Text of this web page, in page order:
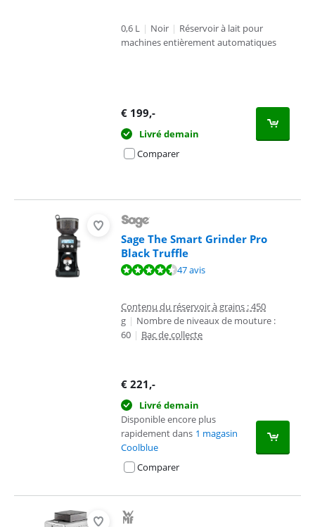
0,6 L | Noir | Réservoir à lait pour
machines entièrement automatiques
€ 199,-
Livré demain
Comparer
Sage The Smart Grinder Pro
Black Truffle
La note est de 9,0 sur 10, basée sur 47 avis.47 avis
Contenu du réservoir à grains : 450
g | Nombre de niveaux de mouture :
60 | Bac de collecte
€ 221,-
Livré demain
Disponible encore plus
rapidement dans 1 magasin
Coolblue
Comparer